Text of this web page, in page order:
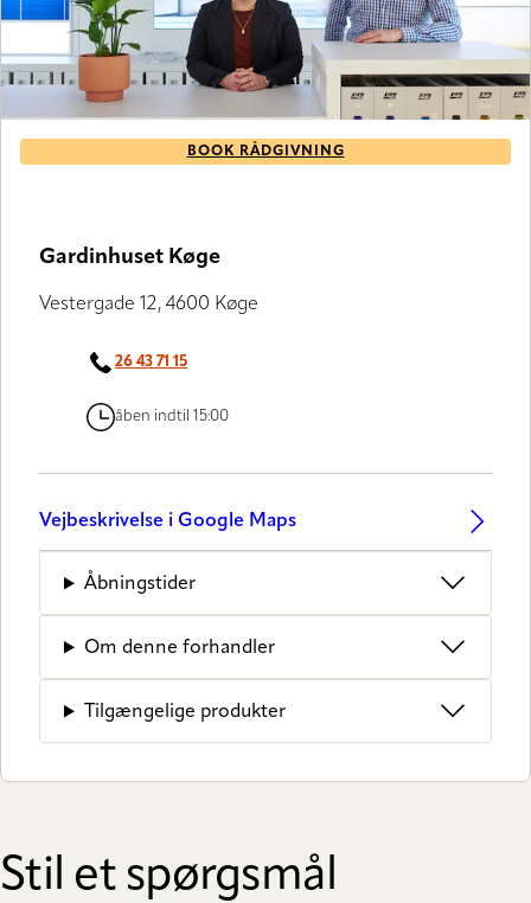
GALLERY FLAGSHIP STORE
BOOK RÅDGIVNING
Gardinhuset Køge
Vestergade 12, 4600 Køge
26 43 71 15
åben indtil 15:00
Vejbeskrivelse i Google Maps
Åbningstider
Om denne forhandler
Tilgængelige produkter
Stil et spørgsmål